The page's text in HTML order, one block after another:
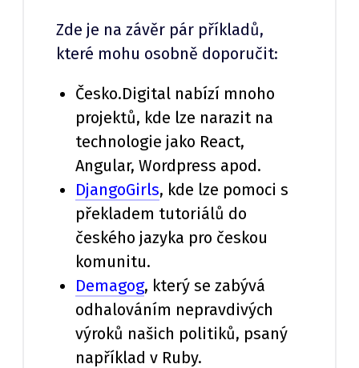
Zde je na závěr pár příkladů,
které mohu osobně doporučit:
Česko.Digital nabízí mnoho
projektů, kde lze narazit na
technologie jako React,
Angular, Wordpress apod.
DjangoGirls, kde lze pomoci s
překladem tutoriálů do
českého jazyka pro českou
komunitu.
Demagog, který se zabývá
odhalováním nepravdivých
výroků našich politiků, psaný
například v Ruby.